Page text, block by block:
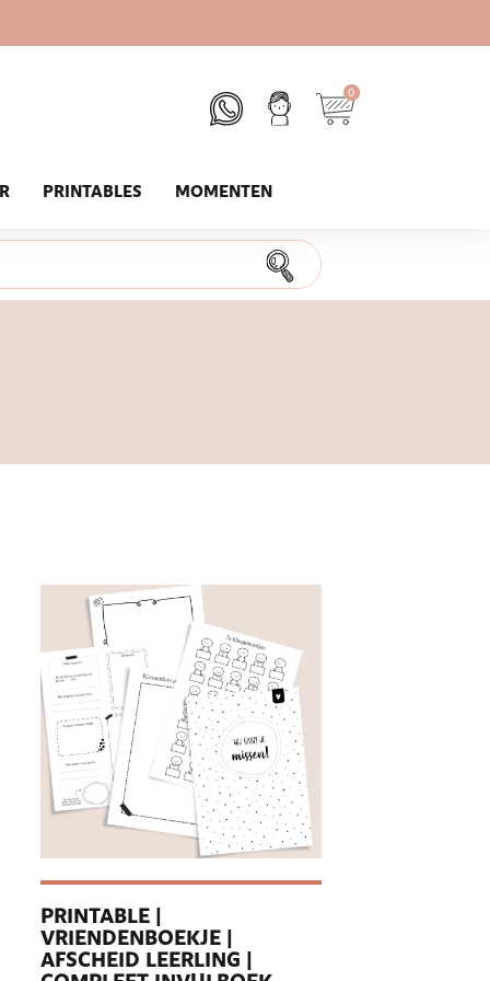
0
PRINTABLES MOMENTEN
PRINTABLE |
VRIENDENBOEKJE |
AFSCHEID LEERLING |